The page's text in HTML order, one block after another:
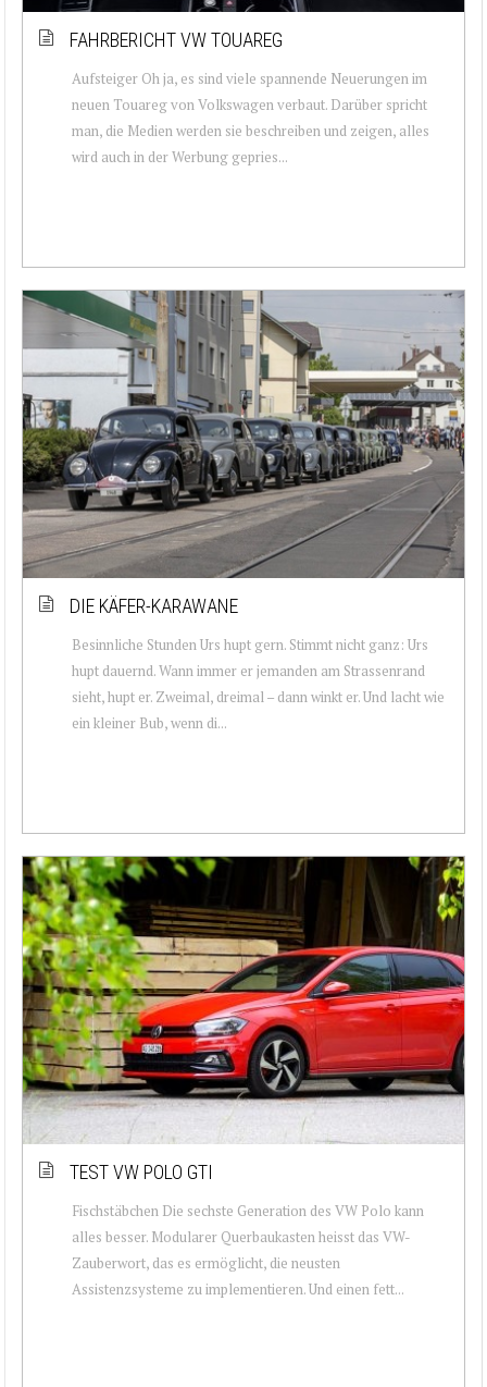
FAHRBERICHT VW TOUAREG
Aufsteiger Oh ja, es sind viele spannende Neuerungen im
neuen Touareg von Volkswagen verbaut. Darüber spricht
man, die Medien werden sie beschreiben und zeigen, alles
wird auch in der Werbung gepries...
DIE KÄFER-KARAWANE
Besinnliche Stunden Urs hupt gern. Stimmt nicht ganz: Urs
hupt dauernd. Wann immer er jemanden am Strassenrand
sieht, hupt er. Zweimal, dreimal – dann winkt er. Und lacht wie
ein kleiner Bub, wenn di...
TEST VW POLO GTI
Fischstäbchen Die sechste Generation des VW Polo kann
alles besser. Modularer Querbaukasten heisst das VW-
Zauberwort, das es ermöglicht, die neusten
Assistenzsysteme zu implementieren. Und einen fett...